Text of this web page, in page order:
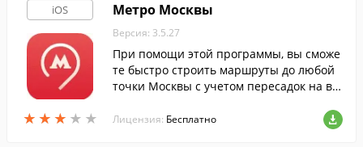
iOS
★ ★ ★ ★ ★
★ ★ ★ ★ ★
Метро Москвы
Версия: 3.5.27
При помощи этой программы, вы сможе
те быстро строить маршруты до любой
точки Москвы с учетом пересадок на вс
Лицензия: Бесплатно